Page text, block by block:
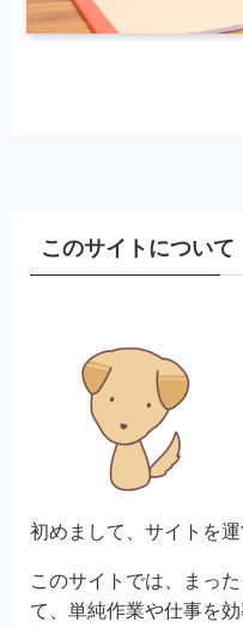
このサイトについて
初めまして、サイトを
このサイトでは、まっ
て、単純作業や仕事を